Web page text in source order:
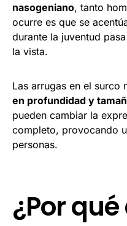
nasogeniano, tanto
ocurre es que se
durante la juventud
la vista.
Las arrugas en el surco
en profundidad y
pueden cambiar la
completo, provocando
personas.
¿Por